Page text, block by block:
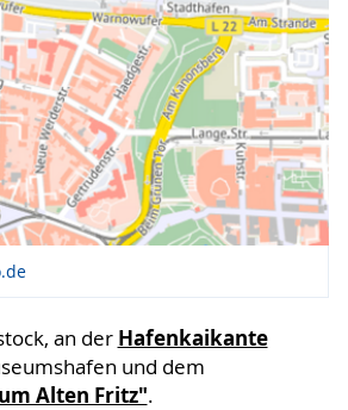
an der Hafenkaikante
und dem
Alten Fritz".